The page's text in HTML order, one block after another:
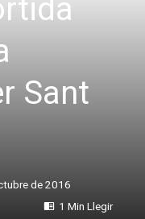
Sant
de 2016
1 Min Llegir